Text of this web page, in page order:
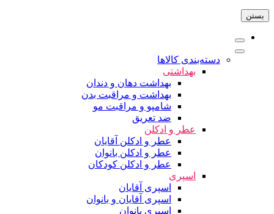
بستن
دسته‌بندی کالاها
بهداشتی
بهداشت دهان و دندان
بهداشت و مراقبت بدن
شامپو و مراقبت مو
ضد تعریق
عطر و ادکلن
عطر و ادکلن آقایان
عطر و ادکلن بانوان
عطر و ادکلن کودکان
اسپری
اسپری آقایان
اسپری آقایان و بانوان
اسپری بانوان